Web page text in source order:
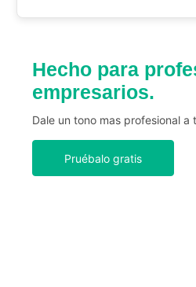
Hecho para
empresarios.
Dale un tono mas profesional a
Pruébalo gratis